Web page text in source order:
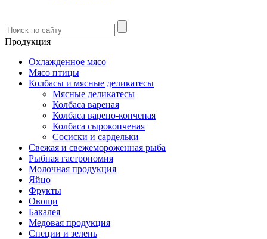
Продукция
Охлажденное мясо
Мясо птицы
Колбасы и мясные деликатесы
Мясные деликатесы
Колбаса вареная
Колбаса варено-копченая
Колбаса сырокопченая
Сосиски и сардельки
Свежая и свежемороженная рыба
Рыбная гастрономия
Молочная продукция
Яйцо
Фрукты
Овощи
Бакалея
Медовая продукция
Специи и зелень